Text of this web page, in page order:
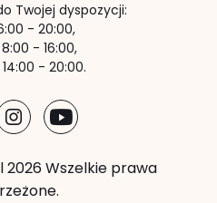
Twojej dyspozycji:
- 20:00,
- 16:00,
- 20:00.
Wszelkie prawa